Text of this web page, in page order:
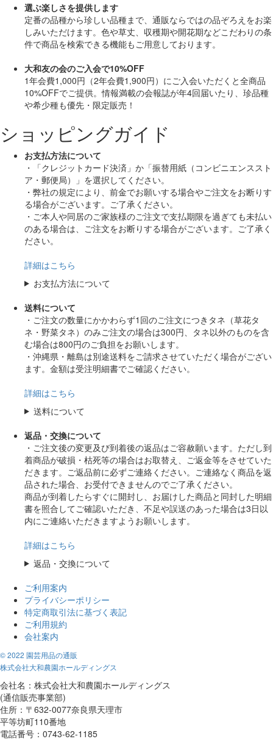
選ぶ楽しさを提供します
定番の品種から珍しい品種まで、通販ならではの品ぞろえをお楽
しみいただけます。色や草丈、収穫期や開花期などこだわりの条
件で商品を検索できる機能もご用意しております。
大和友の会のご入会で10%OFF
1年会費1,000円（2年会費1,900円）にご入会いただくと全商品
10%OFFでご提供。情報満載の会報誌が年4回届いたり、珍品種
や希少種も優先・限定販売！
ショッピングガイド
お支払方法について
・「クレジットカード決済」か「振替用紙（コンビニエンススト
ア・郵便局）」を選択してください。
・弊社の規定により、前金でお願いする場合やご注文をお断りす
る場合がございます。ご了承ください。
・ご本人や同居のご家族様のご注文で支払期限を過ぎても未払い
のある場合は、ご注文をお断りする場合がございます。ご了承く
ださい。
詳細はこちら
お支払方法について
送料について
・ご注文の数量にかかわらず1回のご注文につきタネ（草花タ
ネ・野菜タネ）のみご注文の場合は300円、タネ以外のものを含
む場合は800円のご負担をお願いします。
・沖縄県・離島は別途送料をご請求させていただく場合がござい
ます。金額は受注明細書でご確認ください。
詳細はこちら
送料について
返品・交換について
・ご注文後の変更及び到着後の返品はご容赦願います。ただし到
着商品が破損・枯死等の場合はお取替え、ご返金等をさせていた
だきます。ご返品前に必ずご連絡ください。ご連絡なく商品を返
品された場合、お受付できませんのでご了承ください。
商品が到着したらすぐに開封し、お届けした商品と同封した明細
書を照合してご確認いただき、不足や誤送のあった場合は3日以
内にご連絡いただきますようお願いします。
詳細はこちら
返品・交換について
ご利用案内
プライバシーポリシー
特定商取引法に基づく表記
ご利用規約
会社案内
© 2022 園芸用品の通販
株式会社大和農園ホールディングス
会社名：株式会社大和農園ホールディングス
(通信販売事業部)
住所：〒632-0077奈良県天理市
平等坊町110番地
電話番号：0743-62-1185